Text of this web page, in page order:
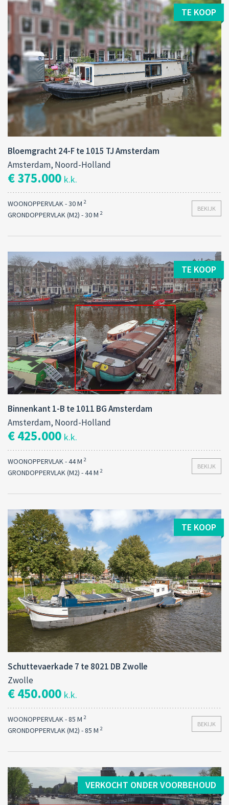
TE KOOP
Bloemgracht 24-F te 1015 TJ Amsterdam
Amsterdam, Noord-Holland
€ 375.000 k.k.
BEKIJK
WOONOPPERVLAK - 30 M 2
GRONDOPPERVLAK (M2) - 30 M 2
TE KOOP
Binnenkant 1-B te 1011 BG Amsterdam
Amsterdam, Noord-Holland
€ 425.000 k.k.
BEKIJK
WOONOPPERVLAK - 44 M 2
GRONDOPPERVLAK (M2) - 44 M 2
TE KOOP
Schuttevaerkade 7 te 8021 DB Zwolle
Zwolle
€ 450.000 k.k.
BEKIJK
WOONOPPERVLAK - 85 M 2
GRONDOPPERVLAK (M2) - 85 M 2
VERKOCHT ONDER VOORBEHOUD